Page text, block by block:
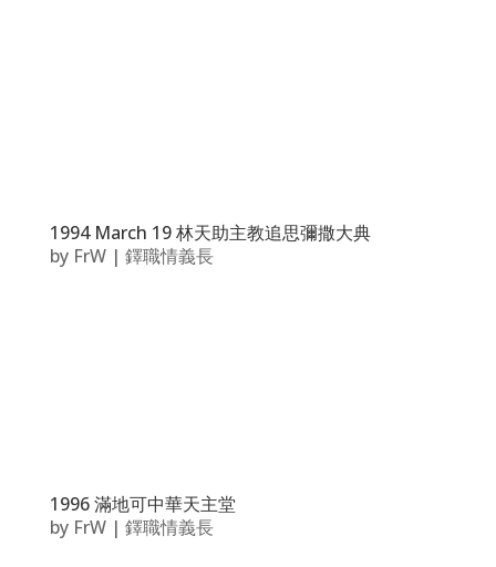
1994 March 19 林天助主教追思彌撒大典
by FrW| 鐸職情義長
1996 滿地可中華天主堂
by FrW| 鐸職情義長